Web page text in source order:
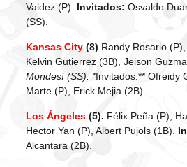
Valdez (P). Invitados: Osvaldo
(SS).
Kansas City(8) Randy Rosario
Kelvin Gutierrez (3B), Jeison
Mondesí (SS). *Invitados:** Ofreidy
Marte (P), Erick Mejia (2B).
Los Ángeles(5). Félix Peña (P),
Hector Yan (P), Albert Pujols (1B).
Alcantara (2B).